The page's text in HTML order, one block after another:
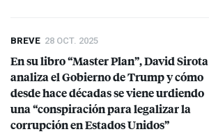
BREVE 28 OCT. 2025
En su libro “Master Plan”, David Sirota
analiza el Gobierno de Trump y cómo
desde hace décadas se viene urdiendo
una “conspiración para legalizar la
corrupción en Estados Unidos”